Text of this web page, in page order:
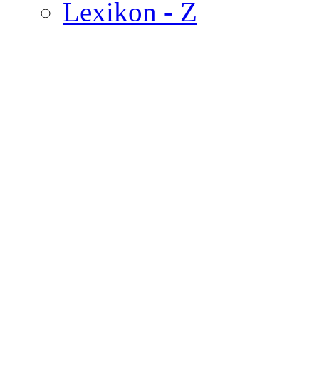
Lexikon - Z